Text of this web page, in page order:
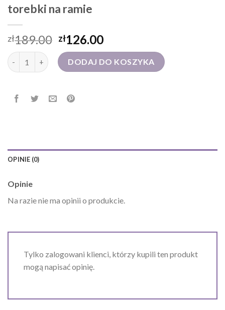
torebki na ramie
zł189.00 zł126.00
ilość torebki na ramieDODAJ DO KOSZYKA
OPINIE (0)
Opinie
Na razie nie ma opinii o produkcie.
Tylko zalogowani klienci, którzy kupili ten produkt
mogą napisać opinię.